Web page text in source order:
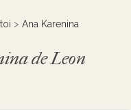
> Ana Karenina
de Leon